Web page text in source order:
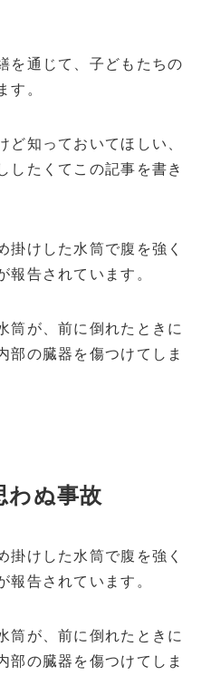
を通じて、子どもたちの
す。
ど知っておいてほしい、
したくてこの記事を書き
掛けした水筒で腹を強く
報告されています。
筒が、前に倒れたときに
部の臓器を傷つけてしま
わぬ事故
掛けした水筒で腹を強く
報告されています。
筒が、前に倒れたときに
部の臓器を傷つけてしま